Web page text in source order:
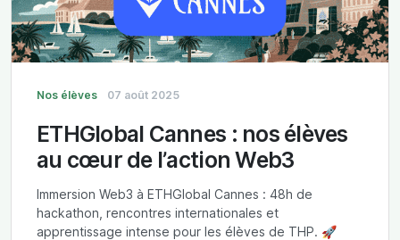
Nos élèves 07 août 2025
ETHGlobal Cannes : nos élèves
au cœur de l’action Web3
Immersion Web3 à ETHGlobal Cannes : 48h de
hackathon, rencontres internationales et
apprentissage intense pour les élèves de THP. 🚀